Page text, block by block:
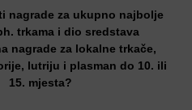
nagrade za ukupno najbolje
trkama i dio sredstava
nagrade za lokalne trkače,
lutriju i plasman do 10. ili
15. mjesta?